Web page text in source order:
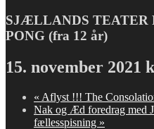
SJÆLLANDS TEATER
PONG (fra 12 år)
15. november 2021
« Aflyst !!! The
Nak og Æd foredrag med
fællesspisning »